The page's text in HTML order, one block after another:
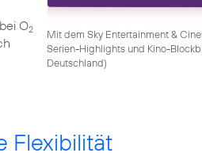
Mit dem Sky Entertainment &
Serien-Highlights und Kino-
Deutschland)
O2
Flexibilität